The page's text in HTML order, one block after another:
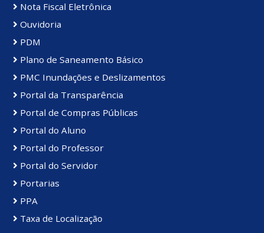
Nota Fiscal Eletrônica
Ouvidoria
PDM
Plano de Saneamento Básico
PMC Inundações e Deslizamentos
Portal da Transparência
Portal de Compras Públicas
Portal do Aluno
Portal do Professor
Portal do Servidor
Portarias
PPA
Taxa de Localização